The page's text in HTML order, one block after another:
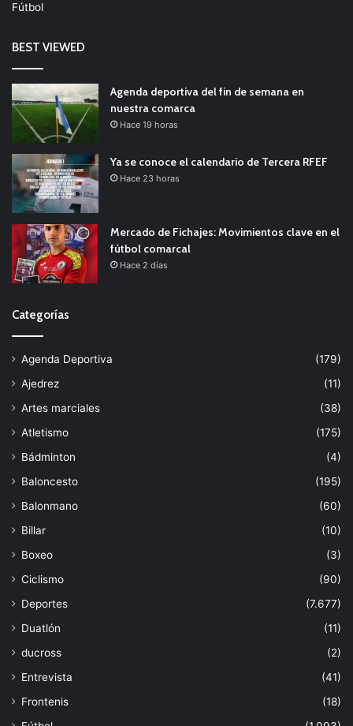
Fútbol
BEST VIEWED
Agenda deportiva del fin de semana en
nuestra comarca
Hace 19 horas
Ya se conoce el calendario de Tercera RFEF
Hace 23 horas
Mercado de Fichajes: Movimientos clave en el
fútbol comarcal
Hace 2 días
Categorías
Agenda Deportiva
(179)
Ajedrez
(11)
Artes marciales
(38)
Atletismo
(175)
Bádminton
(4)
Baloncesto
(195)
Balonmano
(60)
Billar
(10)
Boxeo
(3)
Ciclismo
(90)
Deportes
(7.677)
Duatlón
(11)
ducross
(2)
Entrevista
(41)
Frontenis
(18)